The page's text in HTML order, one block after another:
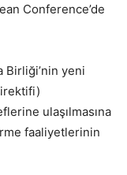
Conference’de
Birliği’nin yeni
ulaşılmasına
faaliyetlerinin